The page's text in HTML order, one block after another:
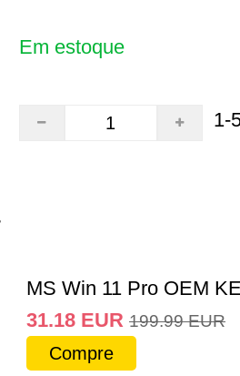
Em estoque
1-
MS Win 11 Pro OEM
31.18 EUR 199.99 EUR
Compre